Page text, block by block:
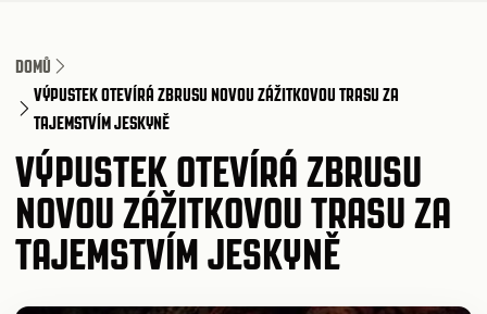
DOMŮ
VÝPUSTEK OTEVÍRÁ ZBRUSU NOVOU ZÁŽITKOVOU TRASU ZA
TAJEMSTVÍM JESKYNĚ
VÝPUSTEK OTEVÍRÁ ZBRUSU
NOVOU ZÁŽITKOVOU TRASU ZA
TAJEMSTVÍM JESKYNĚ